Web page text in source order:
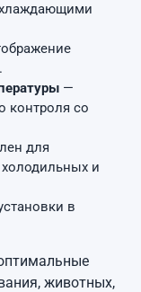
—
контроля со
для
холодильных и
в
животных,